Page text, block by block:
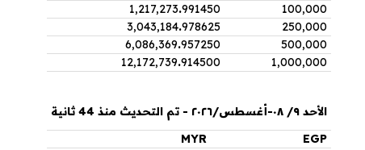
100,000
1,217,273.991450
250,000
3,043,184.978625
500,000
6,086,369.957250
1,000,000
12,172,739.914500
الأحد ٩/ ٠٨-أغسطس/٢٠٢٦ - تم التحديث منذ 44 ثانية
EGP
MYR